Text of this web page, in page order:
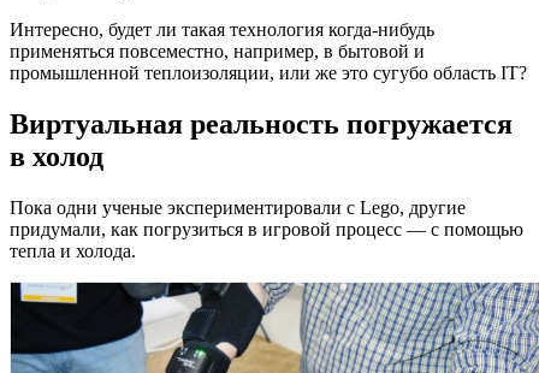
Интересно, будет ли такая технология когда-нибудь
применяться повсеместно, например, в бытовой и
промышленной теплоизоляции, или же это сугубо область IT?
Виртуальная реальность погружается
в холод
Пока одни ученые экспериментировали с Lego, другие
придумали, как погрузиться в игровой процесс — с помощью
тепла и холода.